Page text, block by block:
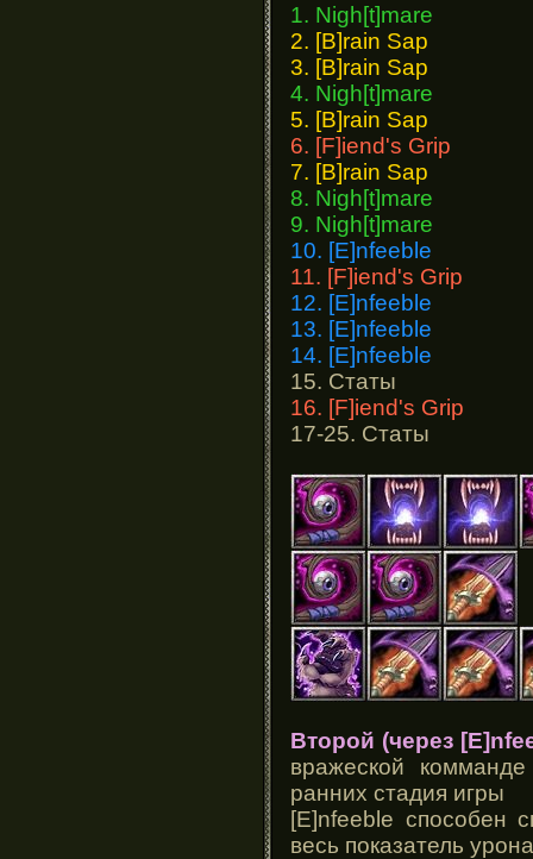
1. Nigh[t]mare
2. [B]rain Sap
3. [B]rain Sap
4. Nigh[t]mare
5. [B]rain Sap
6. [F]iend's Grip
7. [B]rain Sap
8. Nigh[t]mare
9. Nigh[t]mare
10. [E]nfeeble
11. [F]iend's Grip
12. [E]nfeeble
13. [E]nfeeble
14. [E]nfeeble
15. Статы
16. [F]iend's Grip
17-25. Статы
Второй (через
вражеской
ранних стадия игры
[E]nfeeble способен
весь показатель